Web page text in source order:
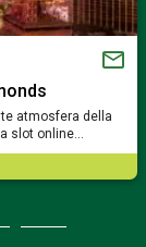
atmosfera della
slot online…